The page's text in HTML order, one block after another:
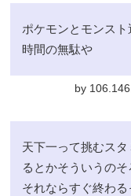
ポケモンとモンス
時間の無駄や
by
天下一って挑むス
るとかそういうの
それならすぐ終わる